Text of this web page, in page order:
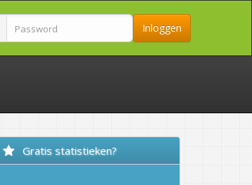
Inloggen
Gratis statistieken?